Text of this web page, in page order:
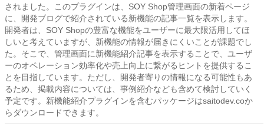
されました。このプラグインは、SOY Shop管理画面の新着ページ
に、開発ブログで紹介されている新機能の記事一覧を表示します。
開発者は、SOY Shopの豊富な機能をユーザーに最大限活用してほ
しいと考えていますが、新機能の情報が届きにくいことが課題でし
た。そこで、管理画面に新機能紹介記事を表示することで、ユーザ
ーのオペレーション効率化や売上向上に繋がるヒントを提供するこ
とを目指しています。ただし、開発者寄りの情報になる可能性もあ
るため、掲載内容については、事例紹介なども含めて検討していく
予定です。新機能紹介プラグインを含むパッケージはsaitodev.coか
らダウンロードできます。